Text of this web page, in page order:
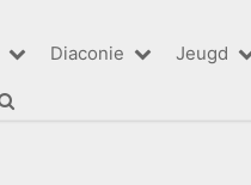
Diaconie Jeugd